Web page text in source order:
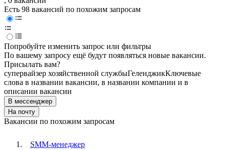
Есть 98 вакансий по похожим запросам
Попробуйте изменить запрос или фильтры
По вашему запросу ещё будут появляться новые вакансии.
Присылать вам?
супервайзер хозяйственной службыГеленджикКлючевые
слова в названии вакансии, в названии компании и в
описании вакансии
В мессенджер
На почту
Вакансии по похожим запросам
SMM-менеджер